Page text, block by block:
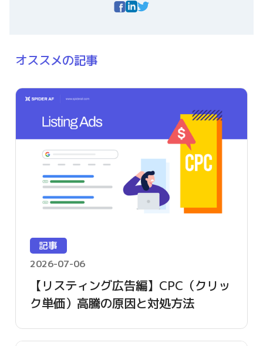
オススメの記事
記事
2026-07-06
【リスティング広告編】CPC（クリッ
ク単価）高騰の原因と対処方法